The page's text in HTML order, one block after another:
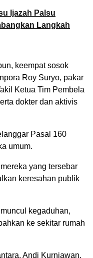
Ijazah Palsu
Langkah
keempat sosok
Roy Suryo, pakar
Ketua Tim Pembela
dokter dan aktivis
Pasal 160
umum.
yang tersebar
keresahan publik
kegaduhan,
ke sekitar rumah
Andi Kurniawan,